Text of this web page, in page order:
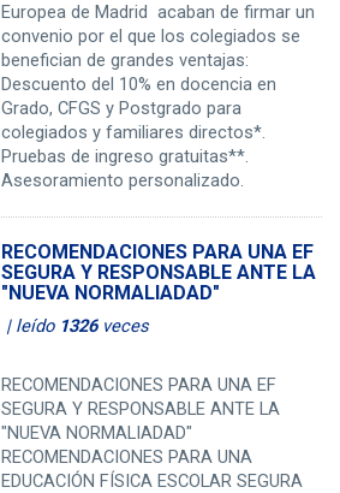
Europea de Madrid acaban de firmar un
convenio por el que los colegiados se
benefician de grandes ventajas:
Descuento del 10% en docencia en
Grado, CFGS y Postgrado para
colegiados y familiares directos*.
Pruebas de ingreso gratuitas**.
Asesoramiento personalizado.
RECOMENDACIONES PARA UNA EF
SEGURA Y RESPONSABLE ANTE LA
"NUEVA NORMALIADAD"
| leído 1326veces
RECOMENDACIONES PARA UNA EF
SEGURA Y RESPONSABLE ANTE LA
"NUEVA NORMALIADAD"
RECOMENDACIONES PARA UNA
EDUCACIÓN FÍSICA ESCOLAR SEGURA